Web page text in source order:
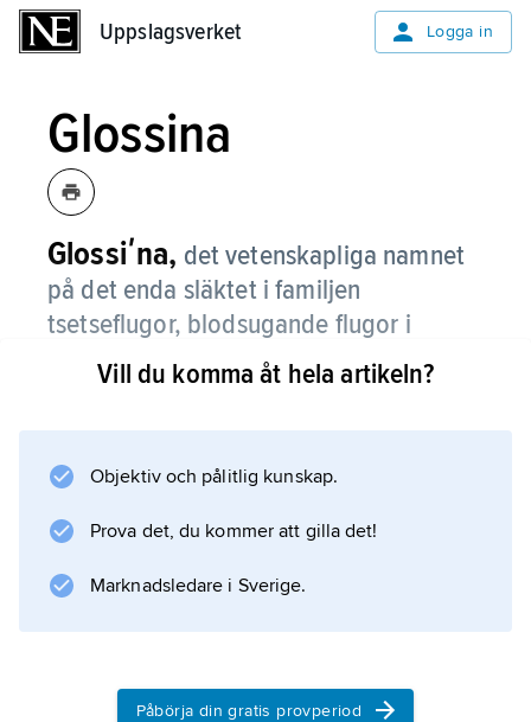
Uppslagsverket Logga in
Glossina
Glossiʹna, det vetenskapliga namnet
på det enda släktet i familjen
tsetseflugor, blodsugande flugor i
tropiska Afrika.
Vill du komma åt hela artikeln?
Objektiv och pålitlig kunskap.
Prova det, du kommer att gilla det!
Marknadsledare i Sverige.
Påbörja din gratis provperiod